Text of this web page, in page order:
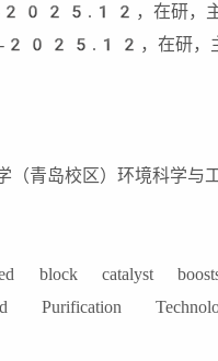
2025.12，在研，主
2025.12，在研，主
青岛校区）环境科学与
catalyst boosts
and Purification